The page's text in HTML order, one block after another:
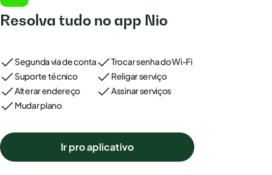
Resolva tudo no app Nio
Segunda via de conta
Suporte técnico
Alterar endereço
Mudar plano
Trocar senha do Wi-Fi
Religar serviço
Assinar serviços
Ir pro aplicativo